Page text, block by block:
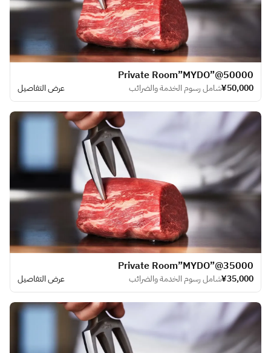
​Private Room”MYDO”@50000
¥50,000شامل رسوم الخدمة والضرائب عرض التفاصيل
​Private Room”MYDO”@35000
¥35,000شامل رسوم الخدمة والضرائب عرض التفاصيل